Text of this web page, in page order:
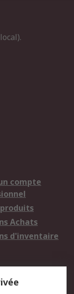
compte
Achats
d'inventaire